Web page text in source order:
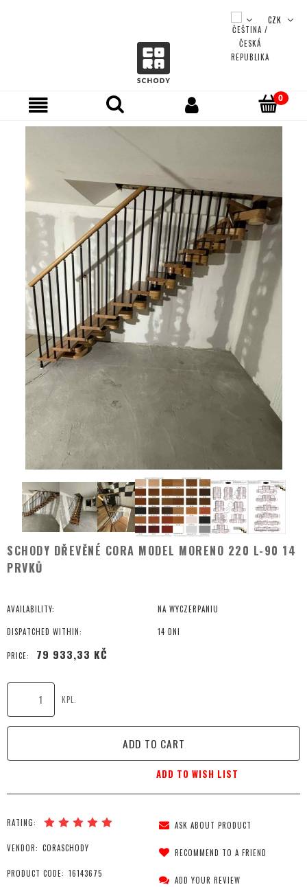
SCHODY DŘEVĚNÉ CORA MODEL MORENO 220 L-90 14
PRVKŮ
AVAILABILITY: NA WYCZERPANIU
DISPATCHED WITHIN: 14 DNI
PRICE: 79 933,33 KČ
KPL.
ADD TO CART
ADD TO WISH LIST
RATING:
VENDOR: CORASCHODY
PRODUCT CODE: 16143675
ASK ABOUT PRODUCT
RECOMMEND TO A FRIEND
ADD YOUR REVIEW